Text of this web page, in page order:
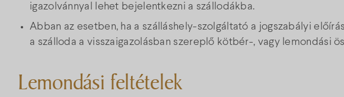
igazolvánnyal lehet bejelentkezni a szállodákba.
Abban az esetben, ha a szálláshely-szolgáltató a jogszabályi
a szálloda a visszaigazolásban szereplő kötbér-, vagy lemondási
Lemondási feltételek